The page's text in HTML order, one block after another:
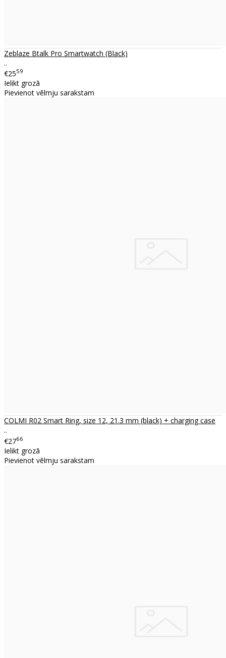
Zeblaze Btalk Pro Smartwatch (Black)
..
€2559
Ielikt grozā
Pievienot vēlmju sarakstam
COLMI R02 Smart Ring, size 12, 21.3 mm (black) + charging case
..
€2766
Ielikt grozā
Pievienot vēlmju sarakstam